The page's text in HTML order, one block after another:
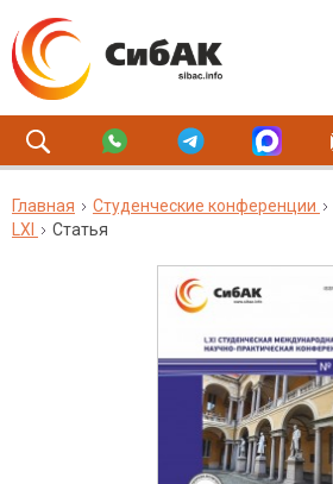
Главная Студенческие конференции
LXI
Статья